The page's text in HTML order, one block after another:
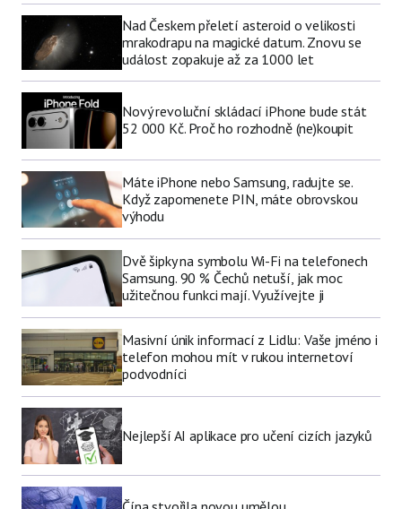
Nad Českem přeletí asteroid o velikosti
mrakodrapu na magické datum. Znovu se
událost zopakuje až za 1000 let
Nový revoluční skládací iPhone bude stát
52 000 Kč. Proč ho rozhodně (ne)koupit
Máte iPhone nebo Samsung, radujte se.
Když zapomenete PIN, máte obrovskou
výhodu
Dvě šipky na symbolu Wi-Fi na telefonech
Samsung. 90 % Čechů netuší, jak moc
užitečnou funkci mají. Využívejte ji
Masivní únik informací z Lidlu: Vaše jméno i
telefon mohou mít v rukou internetoví
podvodníci
Nejlepší AI aplikace pro učení cizích jazyků